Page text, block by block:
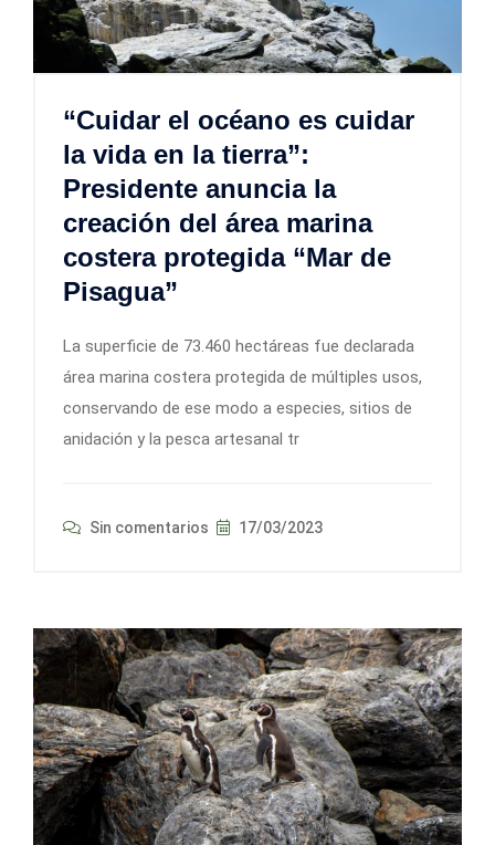
“Cuidar el océano es cuidar
la vida en la tierra”:
Presidente anuncia la
creación del área marina
costera protegida “Mar de
Pisagua”
La superficie de 73.460 hectáreas fue declarada
área marina costera protegida de múltiples usos,
conservando de ese modo a especies, sitios de
anidación y la pesca artesanal tr
Sin comentarios 17/03/2023